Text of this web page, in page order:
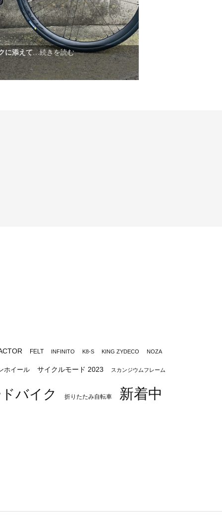
に添えて…続きを読む
FELT INFINITO K8-S KING ZYDECO NOZA
ホイール サイクルモード 2023 スカンジウムフレーム
バイク 折りたたみ自転車 新着中